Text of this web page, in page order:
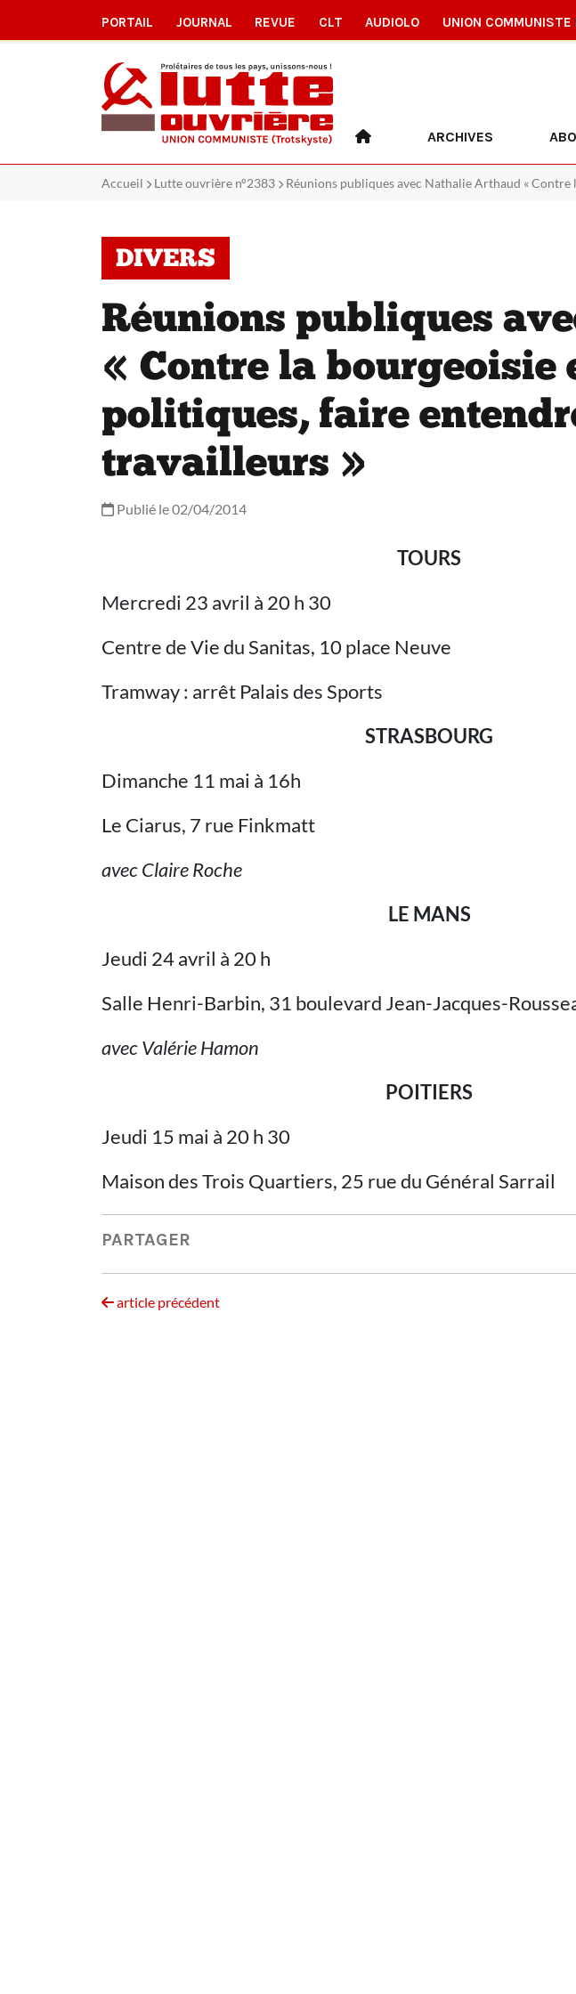
PORTAIL JOURNAL REVUE CLT AUDIOLO UNION
ARCHIVES
Accueil Lutte ouvrière n°2383 Réunions publiques avec Nathalie Arthaud «
DIVERS
Réunions publiques
« Contre la bourgeoisie
politiques, faire
travailleurs »
Publié le 02/04/2014
TOURS
Mercredi 23 avril à 20 h 30
Centre de Vie du Sanitas, 10 place Neuve
Tramway : arrêt Palais des Sports
STRASBOURG
Dimanche 11 mai à 16h
Le Ciarus, 7 rue Finkmatt
avec Claire Roche
LE MANS
Jeudi 24 avril à 20 h
Salle Henri-Barbin, 31 boulevard Jean-Jacques-
avec Valérie Hamon
POITIERS
Jeudi 15 mai à 20 h 30
Maison des Trois Quartiers, 25 rue du Général Sarrail
PARTAGER
article précédent